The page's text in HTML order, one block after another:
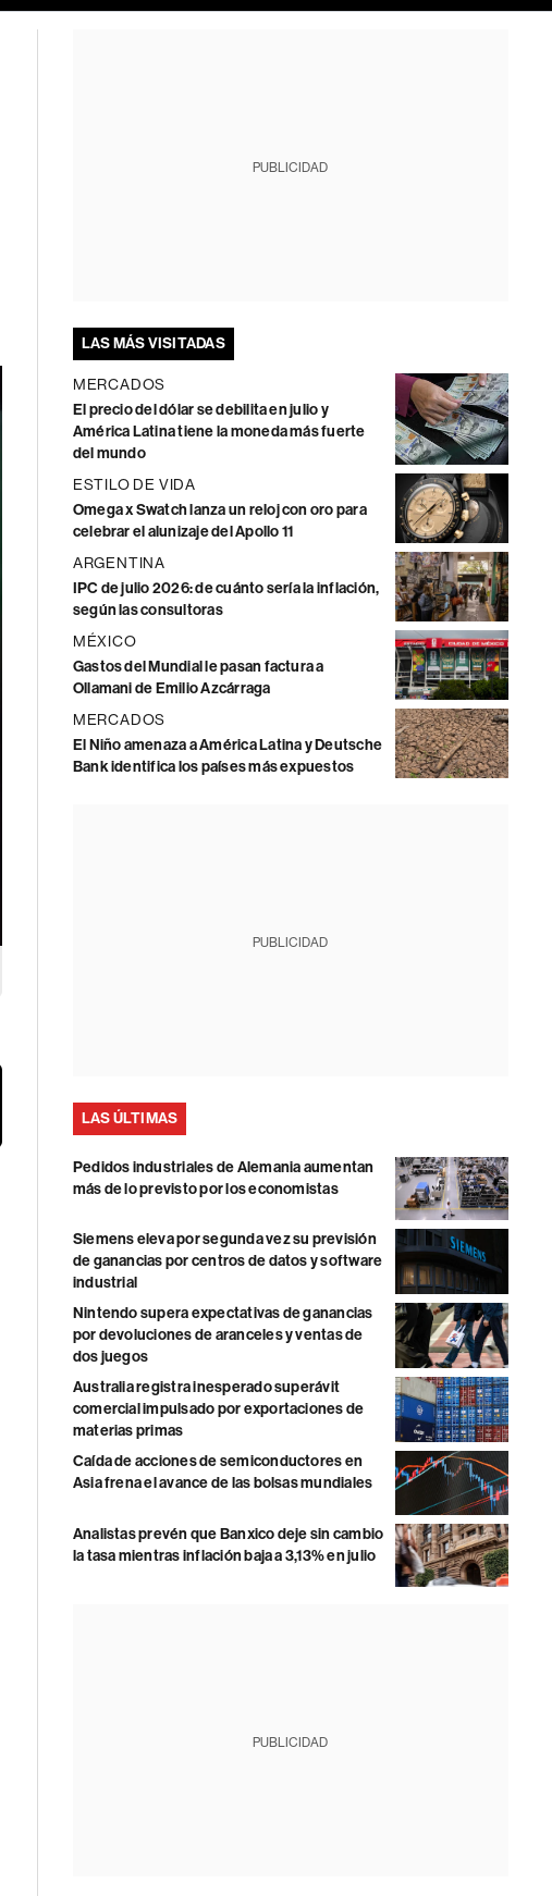
PUBLICIDAD
LAS MÁS VISITADAS
MERCADOS
El precio del dólar se debilita en julio y
América Latina tiene la moneda más fuerte
del mundo
ESTILO DE VIDA
Omega x Swatch lanza un reloj con oro para
celebrar el alunizaje del Apollo 11
ARGENTINA
IPC de julio 2026: de cuánto sería la inflación,
según las consultoras
MÉXICO
Gastos del Mundial le pasan factura a
Ollamani de Emilio Azcárraga
MERCADOS
El Niño amenaza a América Latina y Deutsche
Bank identifica los países más expuestos
PUBLICIDAD
LAS ÚLTIMAS
Pedidos industriales de Alemania aumentan
más de lo previsto por los economistas
Siemens eleva por segunda vez su previsión
de ganancias por centros de datos y software
industrial
Nintendo supera expectativas de ganancias
por devoluciones de aranceles y ventas de
dos juegos
Australia registra inesperado superávit
comercial impulsado por exportaciones de
materias primas
Caída de acciones de semiconductores en
Asia frena el avance de las bolsas mundiales
Analistas prevén que Banxico deje sin cambio
la tasa mientras inflación baja a 3,13% en julio
PUBLICIDAD